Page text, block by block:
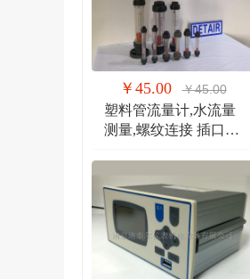
￥45.00 ￥45.00
塑料管流量计,水流量
测量,螺纹连接 插口连